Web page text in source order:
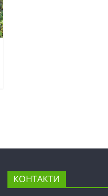
КОНТАКТИ